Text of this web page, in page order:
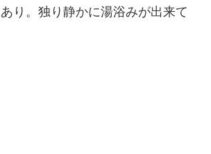
り。独り静かに湯浴みが出来て